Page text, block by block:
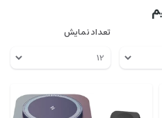
تعداد نمایش